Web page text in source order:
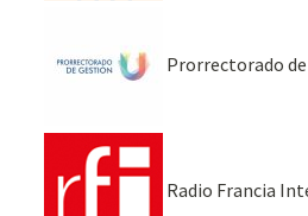
Prorrectorado
Radio Francia